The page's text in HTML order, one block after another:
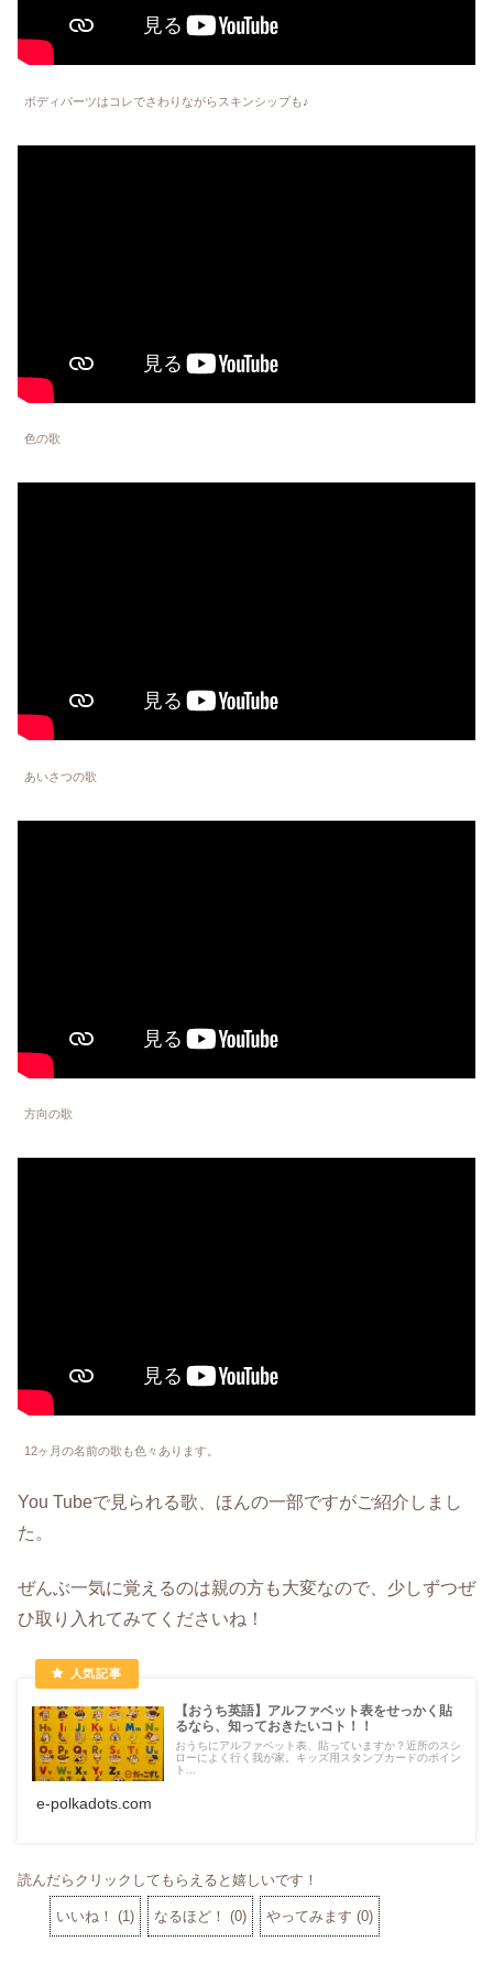
ボディパーツはコレでさわりながらスキンシップも♪
色の歌
あいさつの歌
方向の歌
12ヶ月の名前の歌も色々あります。
You Tubeで見られる歌、ほんの一部ですがご紹介しまし
た。
ぜんぶ一気に覚えるのは親の方も大変なので、少しずつぜ
ひ取り入れてみてくださいね！
【おうち英語】アルファベット表をせっかく貼
るなら、知っておきたいコト！！
おうちにアルファベット表、貼っていますか？近所のスシ
ローによく行く我が家。キッズ用スタンプカードのポイン
ト...
e-polkadots.com
読んだらクリックしてもらえると嬉しいです！
いいね！ (1) なるほど！ (0) やってみます (0)